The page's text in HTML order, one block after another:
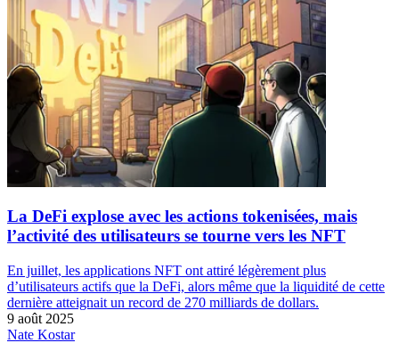
La DeFi explose avec les actions tokenisées, mais
l’activité des utilisateurs se tourne vers les NFT
En juillet, les applications NFT ont attiré légèrement plus
d’utilisateurs actifs que la DeFi, alors même que la liquidité de cette
dernière atteignait un record de 270 milliards de dollars.
9 août 2025
Nate Kostar